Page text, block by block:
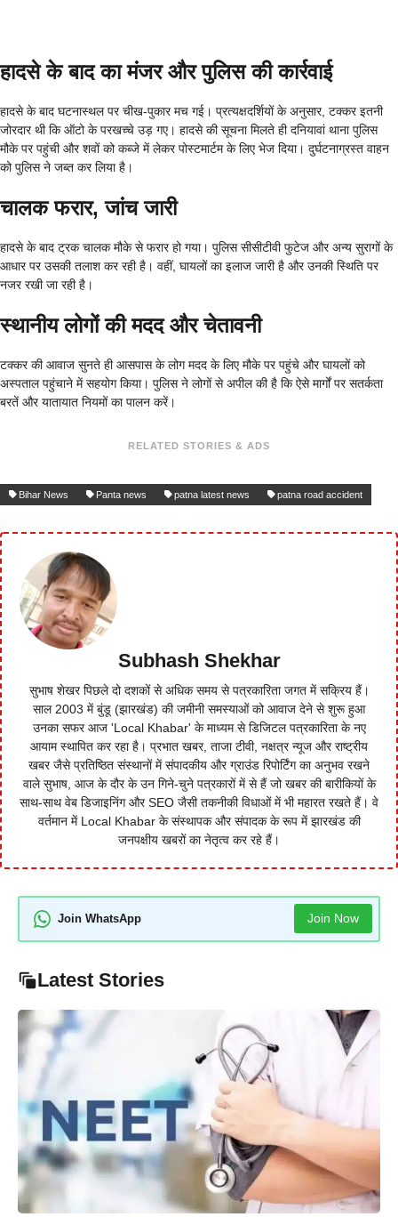
हादसे के बाद का मंजर और पुलिस की कार्रवाई
हादसे के बाद घटनास्थल पर चीख-पुकार मच गई। प्रत्यक्षदर्शियों के अनुसार, टक्कर इतनी
जोरदार थी कि ऑटो के परखच्चे उड़ गए। हादसे की सूचना मिलते ही दनियावां थाना पुलिस
मौके पर पहुंची और शवों को कब्जे में लेकर पोस्टमार्टम के लिए भेज दिया। दुर्घटनाग्रस्त वाहन
को पुलिस ने जब्त कर लिया है।
चालक फरार, जांच जारी
हादसे के बाद ट्रक चालक मौके से फरार हो गया। पुलिस सीसीटीवी फुटेज और अन्य सुरागों के
आधार पर उसकी तलाश कर रही है। वहीं, घायलों का इलाज जारी है और उनकी स्थिति पर
नजर रखी जा रही है।
स्थानीय लोगों की मदद और चेतावनी
टक्कर की आवाज सुनते ही आसपास के लोग मदद के लिए मौके पर पहुंचे और घायलों को
अस्पताल पहुंचाने में सहयोग किया। पुलिस ने लोगों से अपील की है कि ऐसे मार्गों पर सतर्कता
बरतें और यातायात नियमों का पालन करें।
RELATED STORIES & ADS
Bihar News Panta news patna latest news patna road accident
Subhash Shekhar
सुभाष शेखर पिछले दो दशकों से अधिक समय से पत्रकारिता जगत में सक्रिय हैं।
साल 2003 में बुंडू (झारखंड) की जमीनी समस्याओं को आवाज देने से शुरू हुआ
उनका सफर आज 'Local Khabar' के माध्यम से डिजिटल पत्रकारिता के नए
आयाम स्थापित कर रहा है। प्रभात खबर, ताजा टीवी, नक्षत्र न्यूज और राष्ट्रीय
खबर जैसे प्रतिष्ठित संस्थानों में संपादकीय और ग्राउंड रिपोर्टिंग का अनुभव रखने
वाले सुभाष, आज के दौर के उन गिने-चुने पत्रकारों में से हैं जो खबर की बारीकियों के
साथ-साथ वेब डिजाइनिंग और SEO जैसी तकनीकी विधाओं में भी महारत रखते हैं। वे
वर्तमान में Local Khabar के संस्थापक और संपादक के रूप में झारखंड की
जनपक्षीय खबरों का नेतृत्व कर रहे हैं।
Join WhatsApp Join Now
Latest Stories